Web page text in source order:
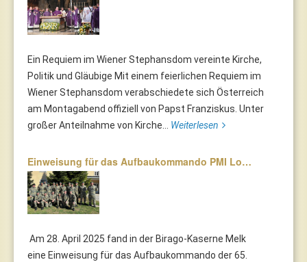
Ein Requiem im Wiener Stephansdom vereinte Kirche,
Politik und Gläubige Mit einem feierlichen Requiem im
Wiener Stephansdom verabschiedete sich Österreich
am Montagabend offiziell von Papst Franziskus. Unter
großer Anteilnahme von Kirche... Weiterlesen
Einweisung für das Aufbaukommando PMI Lo…
Am 28. April 2025 fand in der Birago-Kaserne Melk
eine Einweisung für das Aufbaukommando der 65.